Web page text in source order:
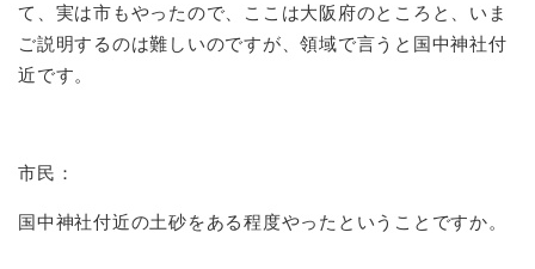
て、実は市もやったので、ここは大阪府のところと、いま
ご説明するのは難しいのですが、領域で言うと国中神社付
近です。
市民：
国中神社付近の土砂をある程度やったということですか。